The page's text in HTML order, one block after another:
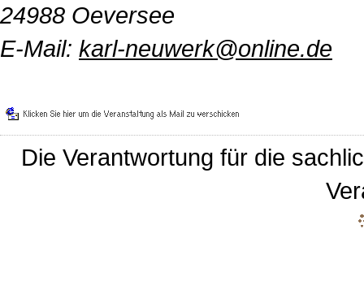
24988 Oeversee
E-Mail: karl-neuwerk@online.de
Die Verantwortung für die